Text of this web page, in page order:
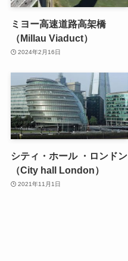
ミヨー高速道路高架橋
（Millau Viaduct）
2024年2月16日
シティ・ホール ・ロンドン
（City hall London）
2021年11月1日